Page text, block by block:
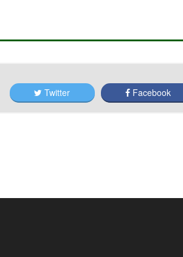
Twitter Facebook